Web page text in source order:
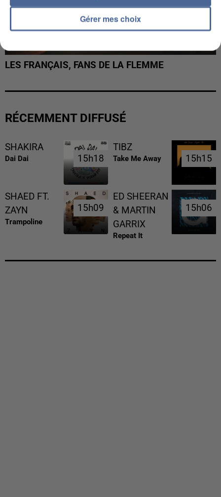
LES FRANÇAIS, FANS DE LA FLEMME
RÉCEMMENT DIFFUSÉ
SHAKIRA
Dai Dai 15h18
15h18
TIBZ
Take Me Away 15h15
15h15
SHAED FT.
ZAYN
Trampoline
15h09
15h09
ED SHEERAN
& MARTIN
GARRIX
Repeat It
15h06
15h06
Gérer mes choix